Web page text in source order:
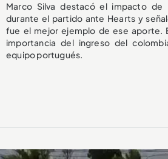
Marco Silva destacó el impacto de
durante el partido ante Hearts y
fue el mejor ejemplo de ese aporte.
importancia del ingreso del
equipo portugués.